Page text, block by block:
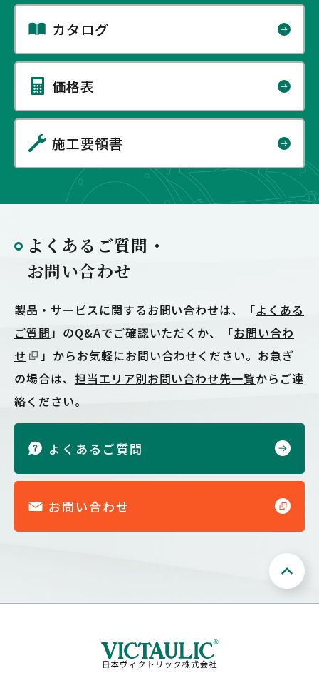
カタログ
価格表
施工要領書
よくあるご質問・
お問い合わせ
製品・サービスに関するお問い合わせは、「よくある
ご質問 」のQ&Aでご確認いただくか、「お問い合わ
せ
」からお気軽にお問い合わせください。お急ぎ
の場合は、 担当エリア別お問い合わせ先一覧からご連
絡ください。
よくあるご質問
お問い合わせ